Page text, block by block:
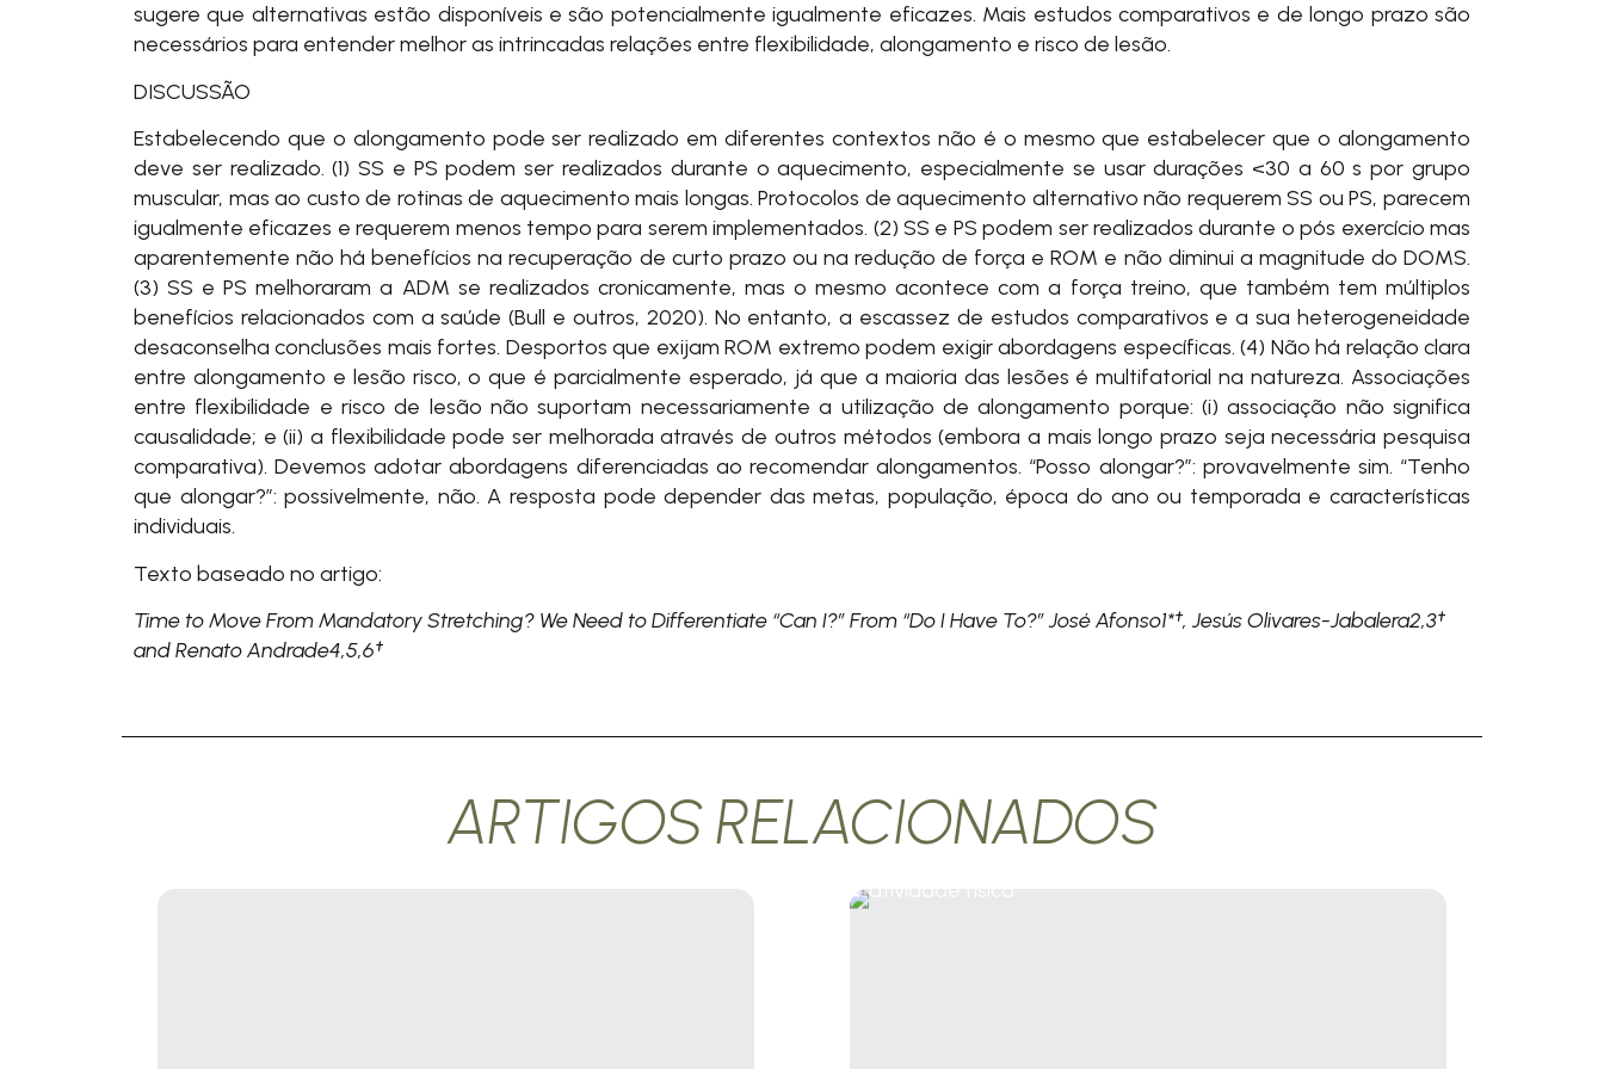
sugere que alternativas estão disponíveis e são potencialmente igualmente eficazes. Mais estudos comparativos e de longo prazo são
necessários para entender melhor as intrincadas relações entre flexibilidade, alongamento e risco de lesão.
DISCUSSÃO
Estabelecendo que o alongamento pode ser realizado em diferentes contextos não é o mesmo que estabelecer que o alongamento
deve ser realizado. (1) SS e PS podem ser realizados durante o aquecimento, especialmente se usar durações <30 a 60 s por grupo
muscular, mas ao custo de rotinas de aquecimento mais longas. Protocolos de aquecimento alternativo não requerem SS ou PS, parecem
igualmente eficazes e requerem menos tempo para serem implementados. (2) SS e PS podem ser realizados durante o pós exercício mas
aparentemente não há benefícios na recuperação de curto prazo ou na redução de força e ROM e não diminui a magnitude do DOMS.
(3) SS e PS melhoraram a ADM se realizados cronicamente, mas o mesmo acontece com a força treino, que também tem múltiplos
benefícios relacionados com a saúde (Bull e outros, 2020). No entanto, a escassez de estudos comparativos e a sua heterogeneidade
desaconselha conclusões mais fortes. Desportos que exijam ROM extremo podem exigir abordagens específicas. (4) Não há relação clara
entre alongamento e lesão risco, o que é parcialmente esperado, já que a maioria das lesões é multifatorial na natureza. Associações
entre flexibilidade e risco de lesão não suportam necessariamente a utilização de alongamento porque: (i) associação não significa
causalidade; e (ii) a flexibilidade pode ser melhorada através de outros métodos (embora a mais longo prazo seja necessária pesquisa
comparativa). Devemos adotar abordagens diferenciadas ao recomendar alongamentos. “Posso alongar?”: provavelmente sim. “Tenho
que alongar?”: possivelmente, não. A resposta pode depender das metas, população, época do ano ou temporada e características
individuais.
Texto baseado no artigo:
Time to Move From Mandatory Stretching? We Need to Differentiate “Can I?” From “Do I Have To?” José Afonso1*†, Jesús Olivares-Jabalera2,3†
and Renato Andrade4,5,6†
ARTIGOS RELACIONADOS